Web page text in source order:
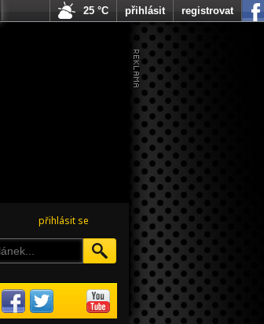
přihlásit se
25 °C přihlásit registrovat